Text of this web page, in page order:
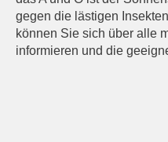
gegen die lästigen
können Sie sich über alle
informieren und die